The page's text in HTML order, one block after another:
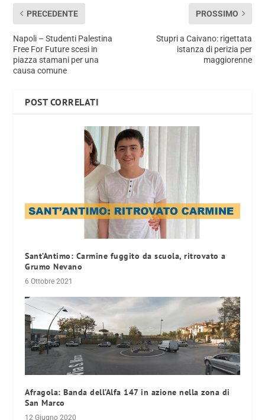
PRECEDENTE
Napoli – Studenti Palestina
Free For Future scesi in
piazza stamani per una
causa comune
PROSSIMO
Stupri a Caivano: rigettata
istanza di perizia per
maggiorenne
POST CORRELATI
Sant’Antimo: Carmine fuggito da scuola, ritrovato a
Grumo Nevano
6 Ottobre 2021
Afragola: Banda dell’Alfa 147 in azione nella zona di
San Marco
12 Giugno 2020